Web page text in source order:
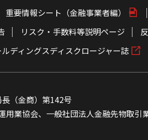
重要情報シート（金融事業者編）
リスク・手数料等説明ページ
ディングスディスクロージャー誌
（金商）第142号
業協会、一般社団法人金融先物取